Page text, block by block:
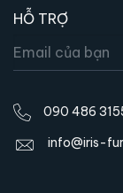
HỖ TRỢ
090 486
info@iris-